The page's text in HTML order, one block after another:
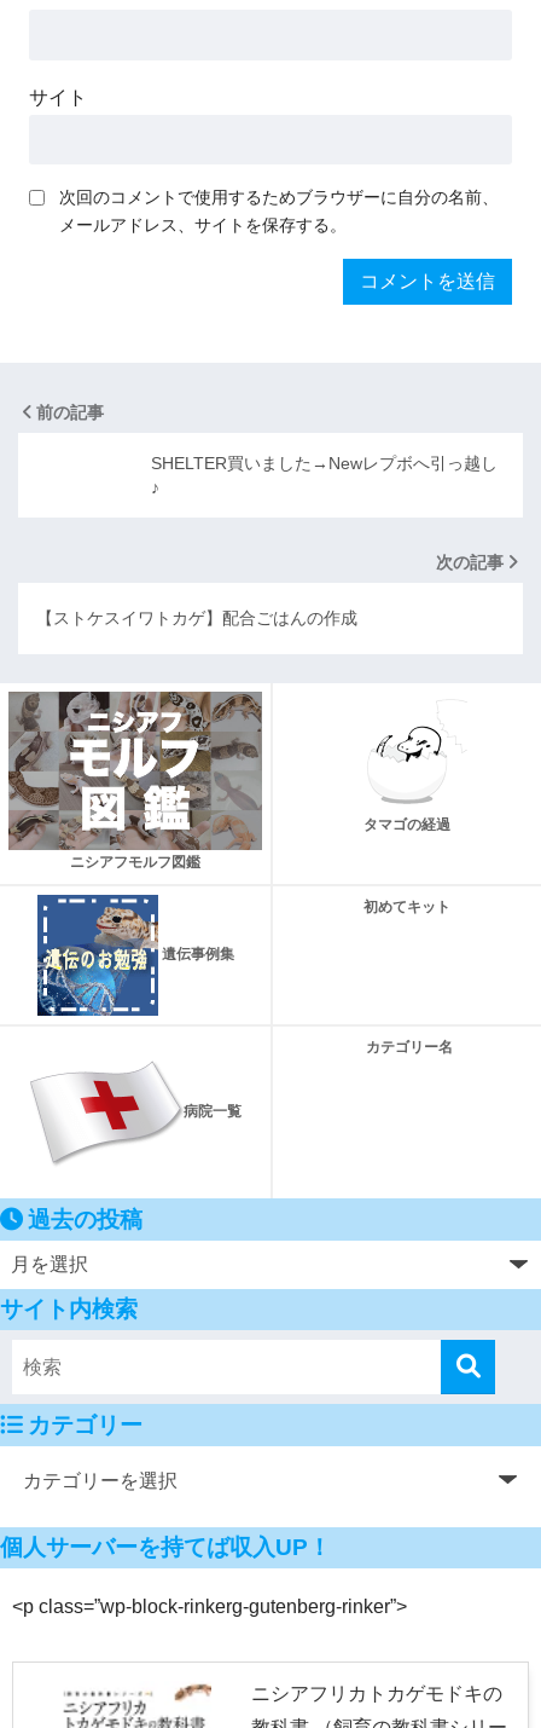
サイト
次回のコメントで使用するためブラウザーに自分の名前、
メールアドレス、サイトを保存する。
前の記事
SHELTER買いました→Newレプボへ引っ越し
♪
次の記事
【ストケスイワトカゲ】配合ごはんの作成
ニシアフモルフ図鑑
タマゴの経過
遺伝事例集
初めてキット
病院一覧
カテゴリー名
過去の投稿
サイト内検索
カテゴリー
個人サーバーを持てば収入UP！
<p class=”wp-block-rinkerg-gutenberg-rinker”>
ニシアフリカトカゲモドキの